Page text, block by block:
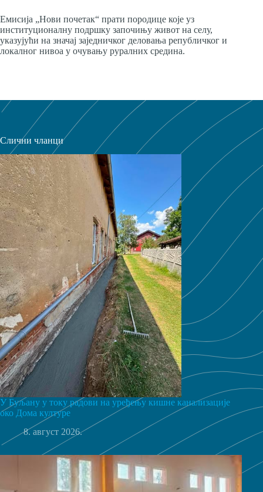
Емисија „Нови почетак“ прати породице које уз
институционалну подршку започињу живот на селу,
указујући на значај заједничког деловања републичког и
локалног нивоа у очувању руралних средина.
Слични чланци
У Буљану у току радови на уређењу кишне канализације
око Дома културе
8. август 2026.